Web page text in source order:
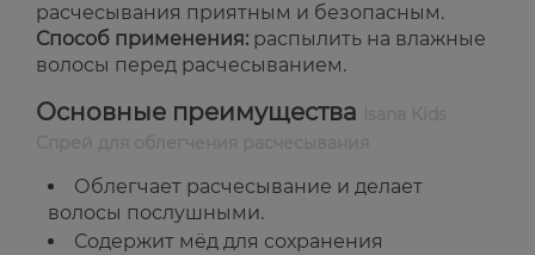
расчесывания приятным и безопасным.
Способ применения: распылить на влажные
волосы перед расчесыванием.
Основные преимущества
Облегчает расчесывание и делает
волосы послушными.
Содержит мёд для сохранения